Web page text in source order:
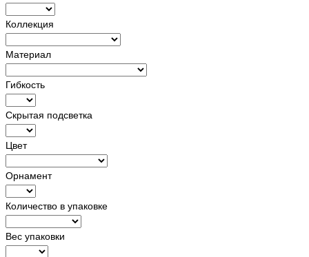
Коллекция
Материал
Гибкость
Скрытая подсветка
Цвет
Орнамент
Количество в упаковке
Вес упаковки